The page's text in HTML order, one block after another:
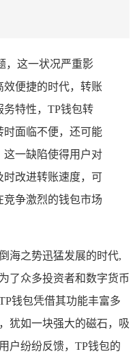
，这一状况严重影
效便捷的时代，转账
特性，TP钱包转
时面临不便，还可能
这一缺陷使得用户对
时改进转账速度，可
争激烈的钱包市场
海之势迅猛发展的时代,
了众多投资者和数字货币
钱包凭借其功能丰富多
犹如一块强大的磁石，吸
户纷纷反馈，TP钱包的